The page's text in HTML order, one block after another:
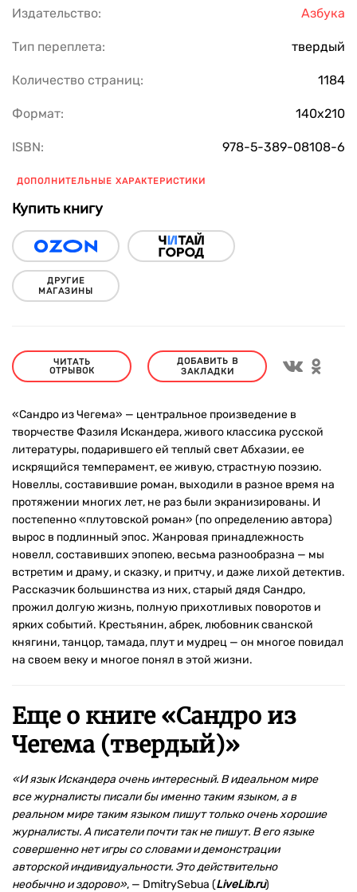
Издательство: Азбука
Тип переплета: твердый
Количество страниц: 1184
Формат: 140х210
ISBN: 978-5-389-08108-6
ДОПОЛНИТЕЛЬНЫЕ ХАРАКТЕРИСТИКИ
Купить книгу
ДРУГИЕ
МАГАЗИНЫ
ЧИТАТЬ
ОТРЫВОК
ДОБАВИТЬ В
ЗАКЛАДКИ
«Сандро из Чегема» — центральное произведение в
творчестве Фазиля Искандера, живого классика русской
литературы, подарившего ей теплый свет Абхазии, ее
искрящийся темперамент, ее живую, страстную поэзию.
Новеллы, составившие роман, выходили в разное время на
протяжении многих лет, не раз были экранизированы. И
постепенно «плутовской роман» (по определению автора)
вырос в подлинный эпос. Жанровая принадлежность
новелл, составивших эпопею, весьма разнообразна — мы
встретим и драму, и сказку, и притчу, и даже лихой детектив.
Рассказчик большинства из них, старый дядя Сандро,
прожил долгую жизнь, полную прихотливых поворотов и
ярких событий. Крестьянин, абрек, любовник сванской
княгини, танцор, тамада, плут и мудрец — он многое повидал
на своем веку и многое понял в этой жизни.
Еще о книге «Сандро из
Чегема (твердый)»
«И язык Искандера очень интересный. В идеальном мире
все журналисты писали бы именно таким языком, а в
реальном мире таким языком пишут только очень хорошие
журналисты. А писатели почти так не пишут. В его языке
совершенно нет игры со словами и демонстрации
авторской индивидуальности. Это действительно
необычно и здорово», — DmitrySebua (LiveLib.ru)